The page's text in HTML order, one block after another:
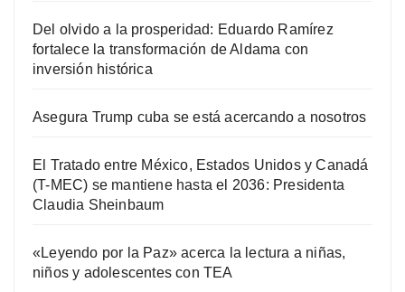
Del olvido a la prosperidad: Eduardo Ramírez
fortalece la transformación de Aldama con
inversión histórica
Asegura Trump cuba se está acercando a nosotros
El Tratado entre México, Estados Unidos y Canadá
(T-MEC) se mantiene hasta el 2036: Presidenta
Claudia Sheinbaum
«Leyendo por la Paz» acerca la lectura a niñas,
niños y adolescentes con TEA